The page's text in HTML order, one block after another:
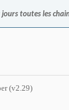
toutes les
(v2.29)